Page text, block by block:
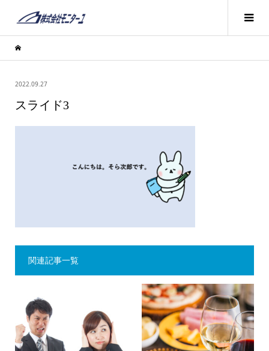
2022.09.27
スライド3
関連記事一覧